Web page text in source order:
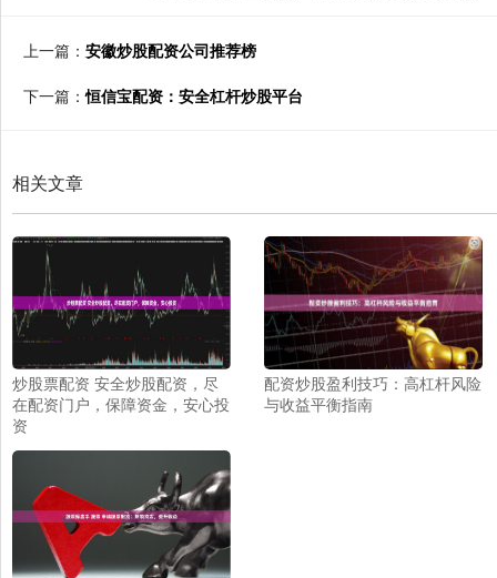
上一篇： 安徽炒股配资公司推荐榜
下一篇：恒信宝配资：安全杠杆炒股平台
相关文章
炒股票配资 安全炒股配资，尽
在配资门户，保障资金，安心投
资
配资炒股盈利技巧：高杠杆风险
与收益平衡指南